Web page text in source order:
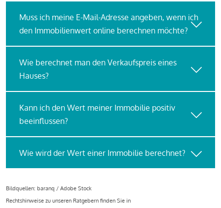
Muss ich meine E-Mail-Adresse angeben, wenn ich
den Immobilienwert online berechnen möchte?
Wie berechnet man den Verkaufspreis eines
Hauses?
Kann ich den Wert meiner Immobilie positiv
beeinflussen?
Wie wird der Wert einer Immobilie berechnet?
Bildquellen: baranq / Adobe Stock
Rechtshinweise zu unseren Ratgebern finden Sie in